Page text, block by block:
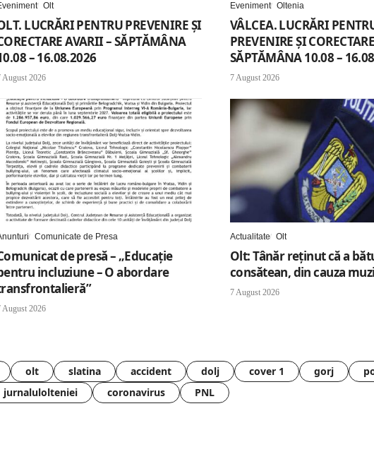
Olt
LUCRĂRI PENTRU PREVENIRE ȘI
AVARII – SĂPTĂMÂNA
– 16.08.2026
August 2026
Eveniment Oltenia
VÂLCEA. LUCRĂRI
PREVENIRE ȘI
SĂPTĂMÂNA 10.08 –
7 August 2026
Comunicate de Presa
de presă – „Educație
incluziune – O abordare
August 2026
Actualitate Olt
Olt: Tânăr reţinut că a
consătean, din cauza
7 August 2026
olt slatina accident dolj cover 1 gorj
jurnalulolteniei coronavirus PNL